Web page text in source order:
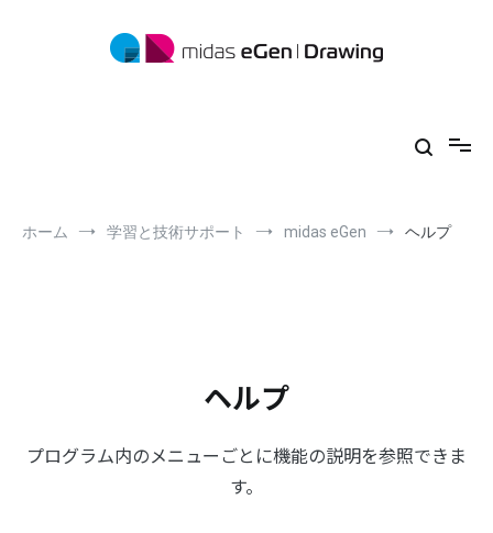
ホーム 学習と技術サポート midas eGen ヘルプ
ヘルプ
プログラム内のメニューごとに機能の説明を参照できま
す。